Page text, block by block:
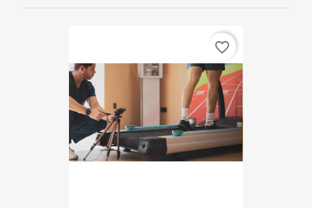
favorite_border